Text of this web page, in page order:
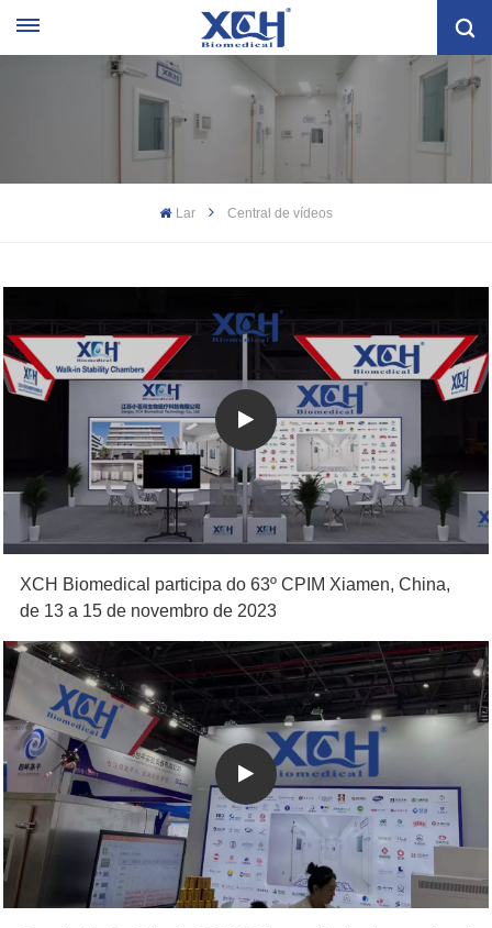
Lar Central de vídeos
XCH Biomedical participa do 63º CPIM Xiamen, China,
de 13 a 15 de novembro de 2023